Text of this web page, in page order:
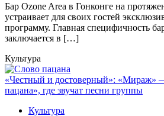
Бaр Ozone Area в Гонконге на
устраивает для своих гостей
программу. Главная специфичность
заключается в […]
Культура
«Честный и достоверный»: «Мираж»
пацана», где звучат песни группы
Культура